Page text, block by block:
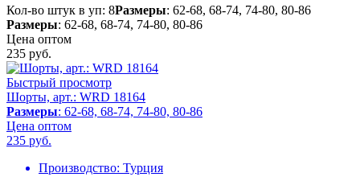
Кол-во штук в уп: 8Размеры: 62-68, 68-74, 74-80, 80-86
Размеры: 62-68, 68-74, 74-80, 80-86
Цена оптом
235 руб.
Быстрый просмотр
Шорты, арт.: WRD 18164
Размеры: 62-68, 68-74, 74-80, 80-86
Цена оптом
235 руб.
Производство: Турция